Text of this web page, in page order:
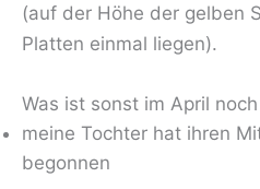
(auf der Höhe der gelben
Platten einmal liegen).
Was ist sonst im April
meine Tochter hat ihren
begonnen